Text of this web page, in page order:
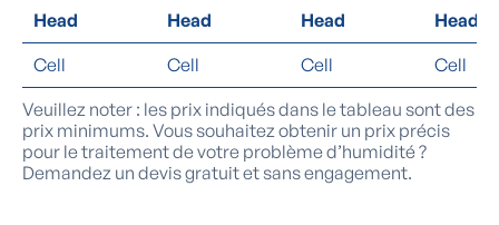
Head
Head Head
Head
Cell
Cell Cell
Cell
Veuillez noter : les prix indiqués dans le tableau sont des
prix minimums. Vous souhaitez obtenir un prix précis
pour le traitement de votre problème d’humidité ?
Demandez un devis gratuit et sans engagement.